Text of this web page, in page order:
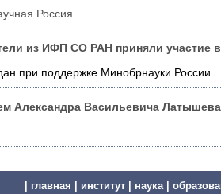
Россия
из ИФП СО РАН приняли участие
при поддержке Минобрнауки России
Александра Васильевича
главная институт наука|